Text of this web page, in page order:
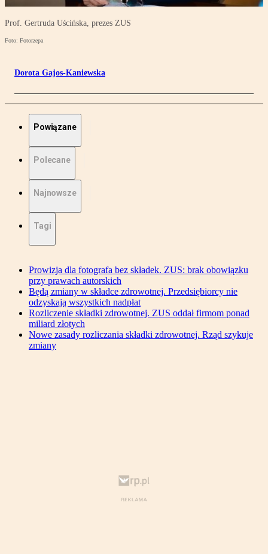
Prof. Gertruda Uścińska, prezes ZUS
Foto: Fotorzepa
Dorota Gajos-Kaniewska
Powiązane
Polecane
Najnowsze
Tagi
Prowizja dla fotografa bez składek. ZUS: brak obowiązku
przy prawach autorskich
Będą zmiany w składce zdrowotnej. Przedsiębiorcy nie
odzyskają wszystkich nadpłat
Rozliczenie składki zdrowotnej. ZUS oddał firmom ponad
miliard złotych
Nowe zasady rozliczania składki zdrowotnej. Rząd szykuje
zmiany